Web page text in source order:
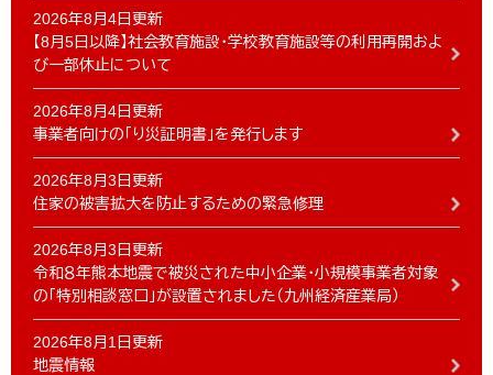
2026年8月4日更新
【8月5日以降】社会教育施設・学校教育施設等の利用再開およ
び一部休止について
2026年8月4日更新
事業者向けの「り災証明書」を発行します
2026年8月3日更新
住家の被害拡大を防止するための緊急修理
2026年8月3日更新
令和８年熊本地震で被災された中小企業・小規模事業者対象
の「特別相談窓口」が設置されました（九州経済産業局）
2026年8月1日更新
地震情報